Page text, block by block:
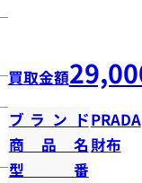
買取金額
ブランドPRADA
商品名 財布
型番